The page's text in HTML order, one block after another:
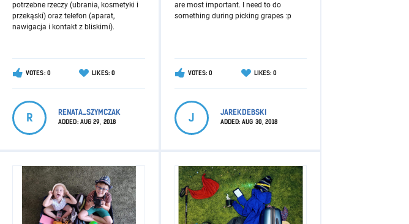
potrzebne rzeczy (ubrania, kosmetyki i
przekąski) oraz telefon (aparat,
nawigacja i kontakt z bliskimi).
VOTES: 0 LIKES: 0
R RENATA_SZYMCZAK
ADDED:AUG 29, 2018
are most important. I need to do
something during picking grapes :p
VOTES: 0 LIKES: 0
J JAREKDEBSKI
ADDED: AUG 30, 2018